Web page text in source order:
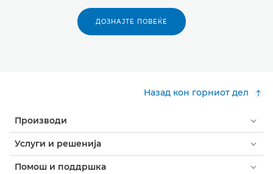
ДОЗНАЈТЕ ПОВЕЌЕ
Назад кон горниот дел
Производи
Услуги и решенија
Помош и поддршка